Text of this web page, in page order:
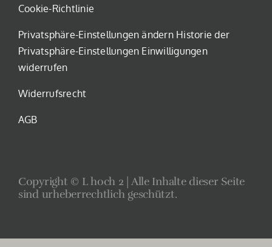
Cookie-Richtlinie
Privatsphäre-Einstellungen ändern Historie der
Privatsphäre-Einstellungen Einwilligungen
widerrufen
Widerrufsrecht
AGB
Copyright © L hoch 2 | Alle Inhalte dieser Seite
sind urheberrechtlich geschützt.